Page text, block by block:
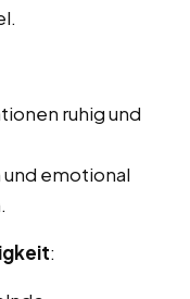
ruhig und
emotional
: